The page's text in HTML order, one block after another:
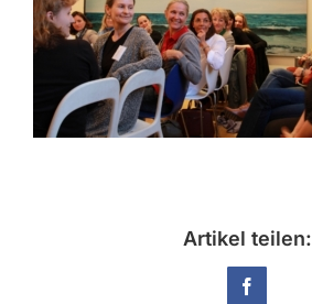
Artikel teilen:
Facebook